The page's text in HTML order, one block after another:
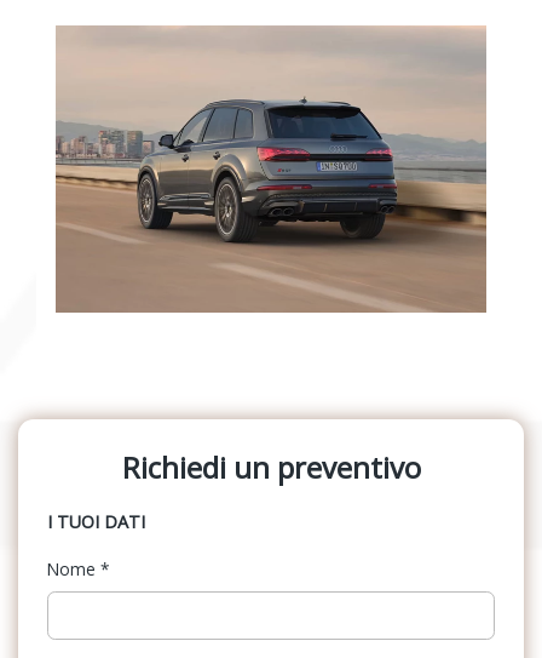
Richiedi un preventivo
I TUOI DATI
Nome *